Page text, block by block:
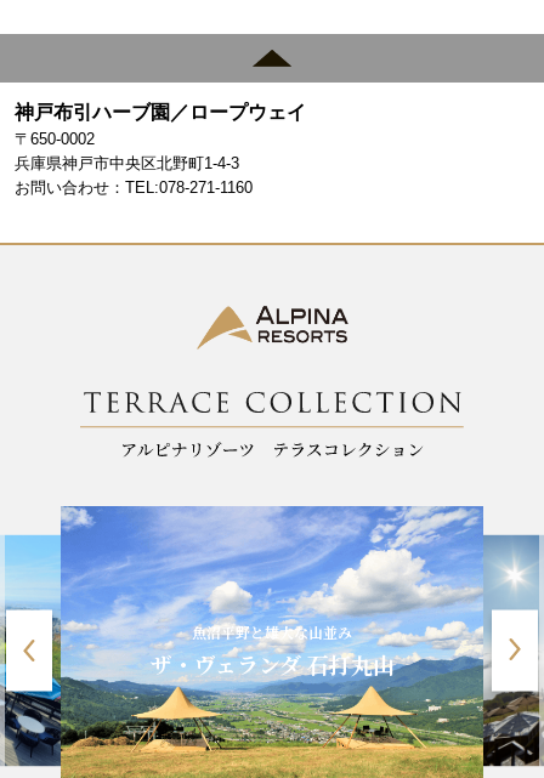
e
k
gr
神戸布引ハーブ園／ロープウェイ
〒650-0002
兵庫県神戸市中央区北野町1-4-3
お問い合わせ：TEL:078-271-1160
魚沼平野と雄大な山並み
ザ・ヴェランダ 石打丸山